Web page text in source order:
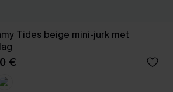
Tides beige mini-jurk met
€